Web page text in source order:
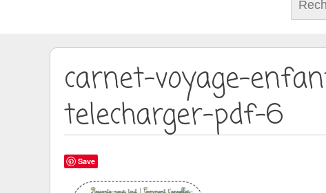
carnet-voyage-
telecharger-pdf-6
Save